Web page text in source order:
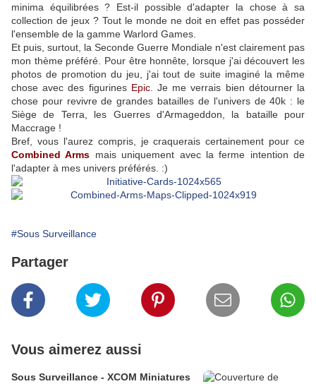
minima équilibrées ? Est-il possible d'adapter la chose à sa
collection de jeux ? Tout le monde ne doit en effet pas posséder
l'ensemble de la gamme Warlord Games.
Et puis, surtout, la Seconde Guerre Mondiale n'est clairement pas
mon thème préféré. Pour être honnête, lorsque j'ai découvert les
photos de promotion du jeu, j'ai tout de suite imaginé la même
chose avec des figurines Epic. Je me verrais bien détourner la
chose pour revivre de grandes batailles de l'univers de 40k : le
Siège de Terra, les Guerres d'Armageddon, la bataille pour
Maccrage !
Bref, vous l'aurez compris, je craquerais certainement pour ce
Combined Arms mais uniquement avec la ferme intention de
l'adapter à mes univers préférés. :)
#Sous Surveillance
Partager
Vous aimerez aussi
Sous Surveillance - XCOM Miniatures